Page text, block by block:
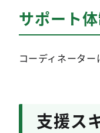
サポート
コーディネータ
支援ス